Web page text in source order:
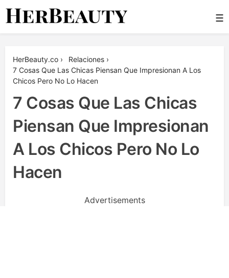
Skip
☰
HerBeauty.co › Relaciones ›
7 Cosas Que Las Chicas Piensan Que Impresionan A Los
Chicos Pero No Lo Hacen
7 Cosas Que Las Chicas
Piensan Que Impresionan
A Los Chicos Pero No Lo
Hacen
Advertisements